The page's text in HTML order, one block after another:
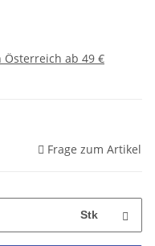
ab 49 €
Frage zum Artikel
Stk